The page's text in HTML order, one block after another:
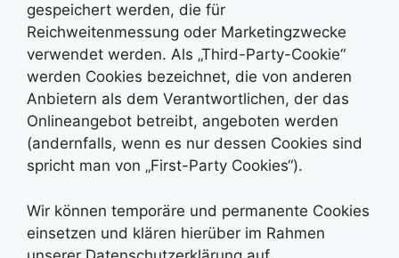
gespeichert werden, die für
Reichweitenmessung oder Marketingzwecke
verwendet werden. Als „Third-Party-Cookie“
werden Cookies bezeichnet, die von anderen
Anbietern als dem Verantwortlichen, der das
Onlineangebot betreibt, angeboten werden
(andernfalls, wenn es nur dessen Cookies sind
spricht man von „First-Party Cookies“).
Wir können temporäre und permanente Cookies
einsetzen und klären hierüber im Rahmen